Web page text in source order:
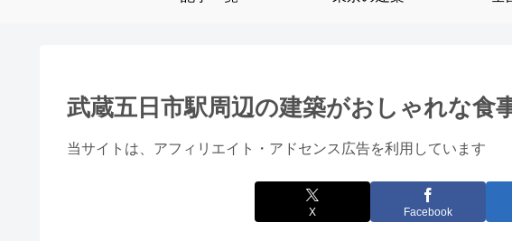
武蔵五日市駅周辺の建築がおしゃれな食
当サイトは、アフィリエイト・アドセンス広告を利用しています
X Facebook